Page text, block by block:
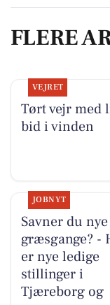
FLERE
VEJRET
Tørt vejr med
bid i vinden
JOBNYT
Savner du nye
græsgange? -
er nye ledige
stillinger i
Tjæreborg og